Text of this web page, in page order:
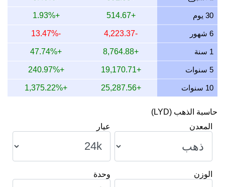
10 يوليو 2026 19,687.50
632.95
632,953.13
9 يوليو 2026 19,823.95
637.34
637,339.91
8 يوليو 2026 19,561.02
628.89
628,886.93
7 يوليو 2026 19,958.77
641.67
641,674.45
30 يوم +514.67
+1.93%
6 شهور -4,223.37
-13.47%
1 سنة +8,764.88
+47.74%
5 سنوات +19,170.71
+240.97%
10 سنوات +25,287.56
+1,375.22%
حاسبة الذهب (LYD)
المعدن
عيار
الوزن وحدة